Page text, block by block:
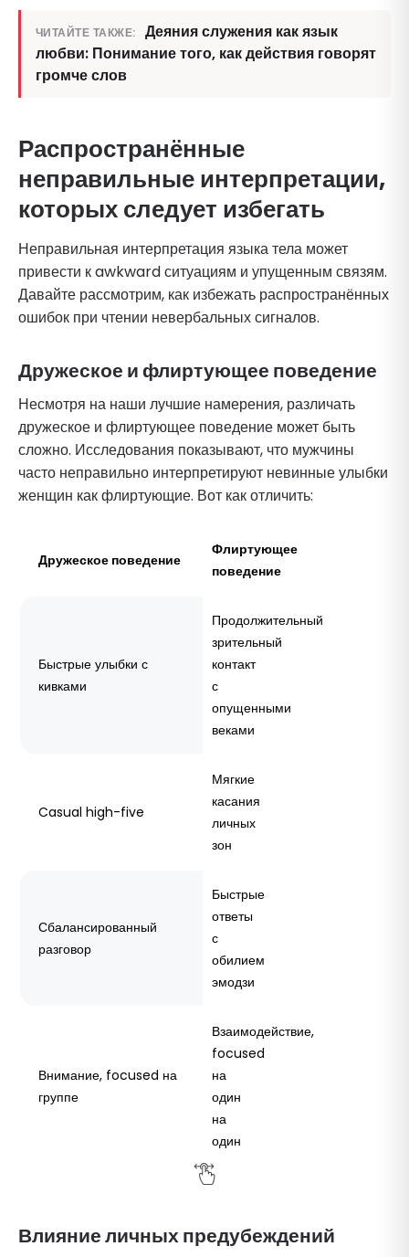
ЧИТАЙТЕ ТАКЖЕ:
Деяния служения как язык
любви: Понимание того, как действия говорят
громче слов
Распространённые
неправильные интерпретации,
которых следует избегать
Неправильная интерпретация языка тела может
привести к awkward ситуациям и упущенным связям.
Давайте рассмотрим, как избежать распространённых
ошибок при чтении невербальных сигналов.
Дружеское и флиртующее поведение
Несмотря на наши лучшие намерения, различать
дружеское и флиртующее поведение может быть
сложно. Исследования показывают, что мужчины
часто неправильно интерпретируют невинные улыбки
женщин как флиртующие. Вот как отличить:
Дружеское поведение
Флиртующее
поведение
Быстрые улыбки с
кивками
Продолжительный
зрительный
контакт
с
опущенными
веками
Casual high-five
Мягкие
касания
личных
зон
Сбалансированный
разговор
Быстрые
ответы
с
обилием
эмодзи
Внимание, focused на
группе
Взаимодействие,
focused
на
один
на
один
Влияние личных предубеждений